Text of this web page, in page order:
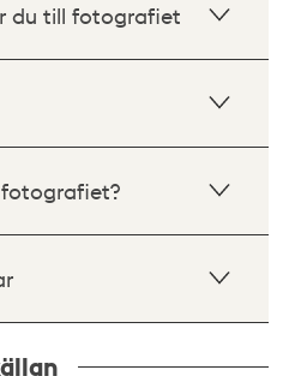
du till fotografiet